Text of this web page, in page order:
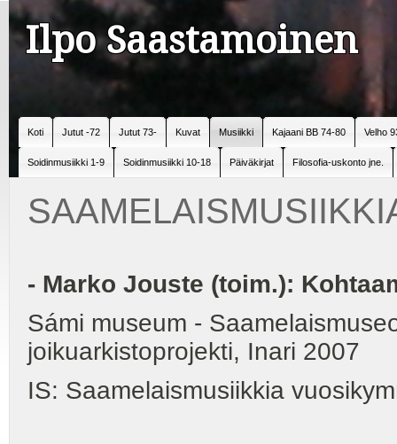
Ilpo Saastamoinen
Koti Jutut -72 Jutut 73- Kuvat Musiikki Kajaani BB 74-80 Velho
Soidinmusiikki 1-9 Soidinmusiikki 10-18 Päiväkirjat Filosofia-uskonto jne.
- Marko Jouste (toim.):
Sámi museum -
joikuarkistoprojekti, Inari 2007
IS: Saamelaismusiikkia